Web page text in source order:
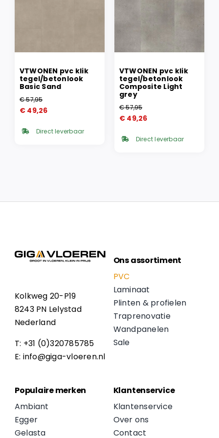
VTWONEN pvc klik
tegel/betonlook
Basic Sand
€57,95
Oorspronkelijke
was:
€ 49,26
Huidige
is: Direct leverbaar
VTWONEN pvc klik
tegel/betonlook
Composite Light
grey
€57,95
Oorspronkelijke
was:
€ 49,26
Huidige
is: Direct leverbaar
Kolkweg 20-P19
8243 PN Lelystad
Nederland
T: +31 (0)320785785
E: info@giga-vloeren.nl
Ons assortiment
PVC
Laminaat
Plinten & profielen
Traprenovatie
Wandpanelen
Sale
Populaire merken
Ambiant
Egger
Gelasta
Klantenservice
Klantenservice
Over ons
Contact